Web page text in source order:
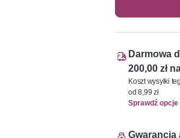
Darmowa
200,00 zł
Koszt wysyłki
od 8,99 zł
Sprawdź